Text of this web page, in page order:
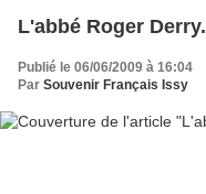
L'abbé Roger Derry.
Publié le 06/06/2009 à 16:04
Par Souvenir Français Issy